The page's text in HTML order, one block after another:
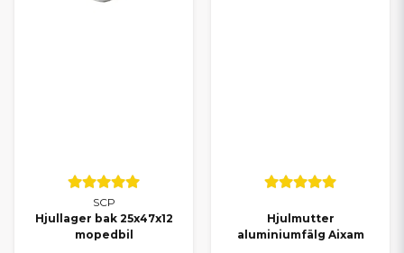
SCP
Hjullager bak 25x47x12
mopedbil
Hjulmutter
aluminiumfälg Aixam